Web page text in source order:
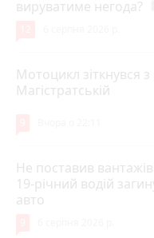
вируватиме негода?
Мотоцикл зіткнувся
Магістратській
Не поставив
19-річний водій
авто